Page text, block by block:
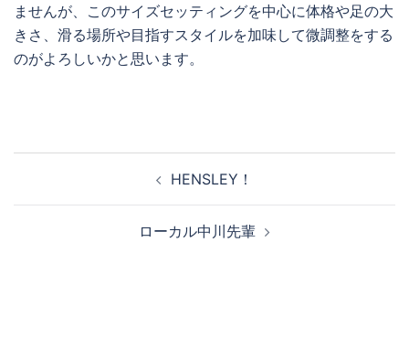
ませんが、このサイズセッティングを中心に体格や足の大
きさ、滑る場所や目指すスタイルを加味して微調整をする
のがよろしいかと思います。
ナ
HENSLEY！
ローカル中川先輩